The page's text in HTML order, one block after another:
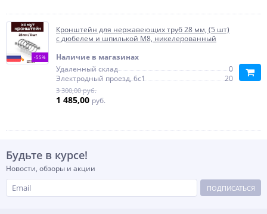
-55%
Кронштейн для нержавеющих труб 28 мм, (5 шт)
с дюбелем и шпилькой М8, никелерованный
Наличие в магазинах
Удаленный склад
0
Электродный проезд, 6с1
20
3 300,00 руб.
1 485,00 руб.
Будьте в курсе!
Новости, обзоры и акции
ПОДПИСАТЬСЯ